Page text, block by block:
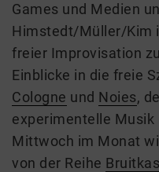
Games und Medien
Himstedt/Müller/Kim
freier Improvisation
Einblicke in die freie
Cologne und Noies,
experimentelle Musik
Mittwoch im Monat
von der Reihe